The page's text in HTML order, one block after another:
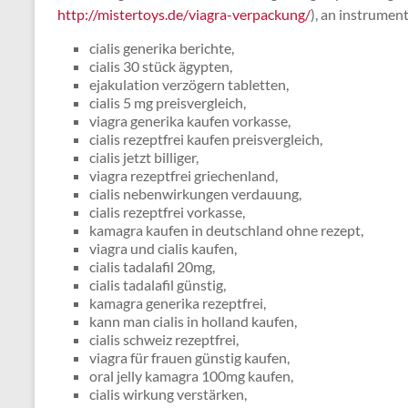
http://mistertoys.de/viagra-verpackung/), an
cialis generika berichte,
cialis 30 stück ägypten,
ejakulation verzögern tabletten,
cialis 5 mg preisvergleich,
viagra generika kaufen vorkasse,
cialis rezeptfrei kaufen preisvergleich,
cialis jetzt billiger,
viagra rezeptfrei griechenland,
cialis nebenwirkungen verdauung,
cialis rezeptfrei vorkasse,
kamagra kaufen in deutschland ohne rezept,
viagra und cialis kaufen,
cialis tadalafil 20mg,
cialis tadalafil günstig,
kamagra generika rezeptfrei,
kann man cialis in holland kaufen,
cialis schweiz rezeptfrei,
viagra für frauen günstig kaufen,
oral jelly kamagra 100mg kaufen,
cialis wirkung verstärken,